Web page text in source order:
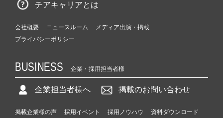
チアキャリアとは
会社概要 ニュースルーム
メディア出演・掲載
プライバシーポリシー
BUSINESS 企業・採用担当者様
企業担当者様へ 掲載のお問い合わせ
掲載企業様の声 採用イベント 採用ノウハウ
資料ダウンロード